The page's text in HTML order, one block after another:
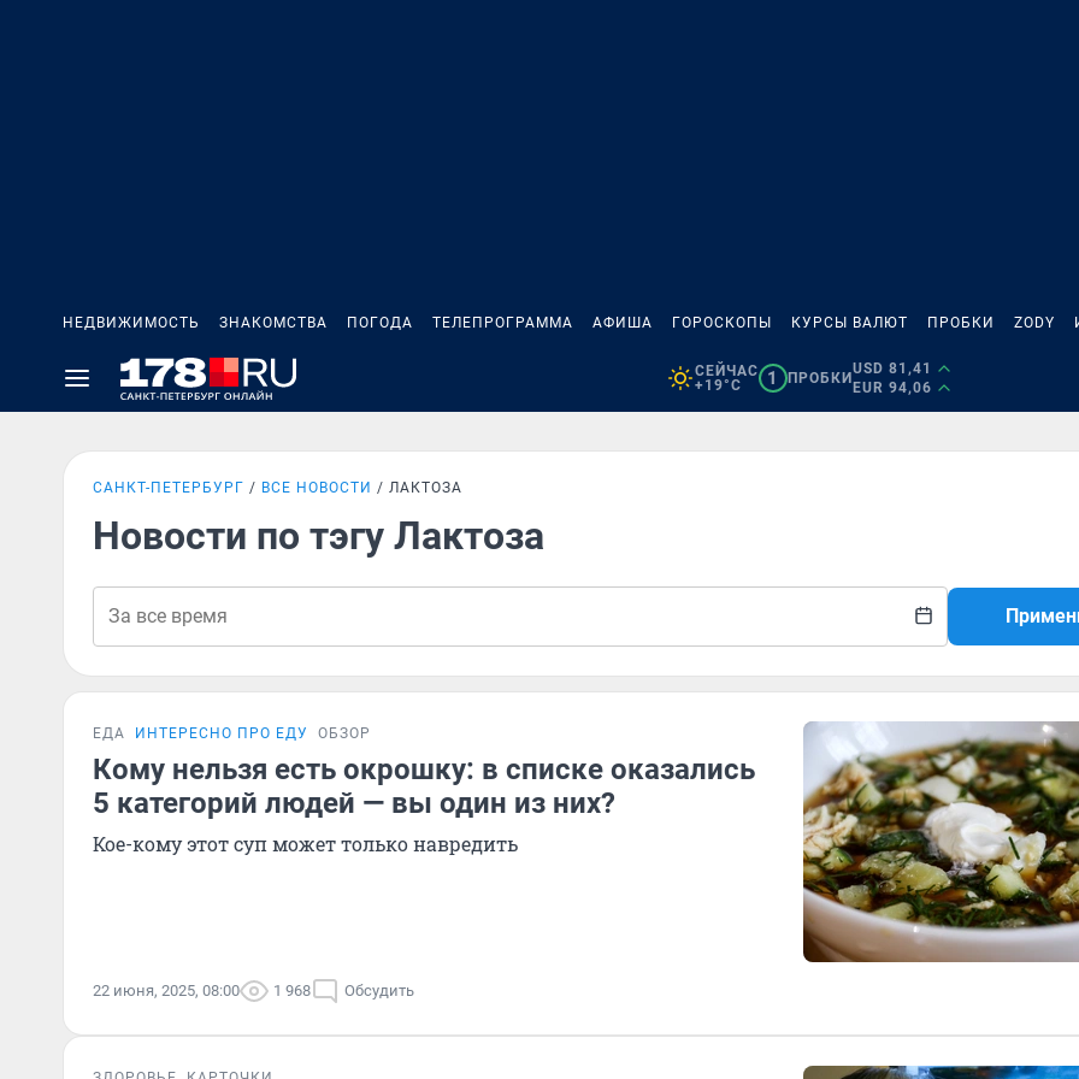
НЕДВИЖИМОСТЬ ЗНАКОМСТВА ПОГОДА ТЕЛЕПРОГРАММА АФИША ГОРОСКОПЫ КУРСЫ ВАЛЮТ ПРОБКИ ZODY
СЕЙЧАС
+19°C
1 ПРОБКИ
USD 81,41
EUR 94,06
САНКТ-ПЕТЕРБУРГ ВСЕ НОВОСТИ ЛАКТОЗА
Новости по тэгу Лактоза
ЕДА ИНТЕРЕСНО ПРО ЕДУ ОБЗОР
Кому нельзя есть окрошку: в списке оказались
5 категорий людей — вы один из них?
Кое-кому этот суп может только навредить
22 июня, 2025, 08:00 1 968 Обсудить